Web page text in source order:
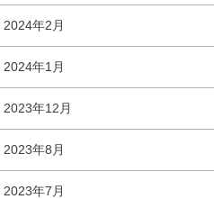
2024年2月
2024年1月
2023年12月
2023年8月
2023年7月